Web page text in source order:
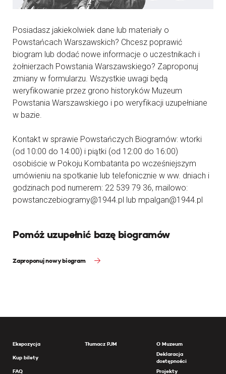
Posiadasz jakiekolwiek dane lub materiały o
Powstańcach Warszawskich? Chcesz poprawić
biogram lub dodać nowe informacje o uczestnikach i
żołnierzach Powstania Warszawskiego? Zaproponuj
zmiany w formularzu. Wszystkie uwagi będą
weryfikowanie przez grono historyków Muzeum
Powstania Warszawskiego i po weryfikacji uzupełniane
w bazie.
Kontakt w sprawie Powstańczych Biogramów: wtorki
(od 10:00 do 14:00) i piątki (od 12:00 do 16:00)
osobiście w Pokoju Kombatanta po wcześniejszym
umówieniu na spotkanie lub telefonicznie w ww. dniach i
godzinach pod numerem: 22 539 79 36, mailowo:
powstanczebiogramy@1944.pl lub mpalgan@1944.pl
Pomóż uzupełnić bazę biogramów
Zaproponuj nowy biogram
Ekspozycja
Kup bilety
FAQ
Tłumacz PJM
O Muzeum
Deklaracja
dostępności
Projekty